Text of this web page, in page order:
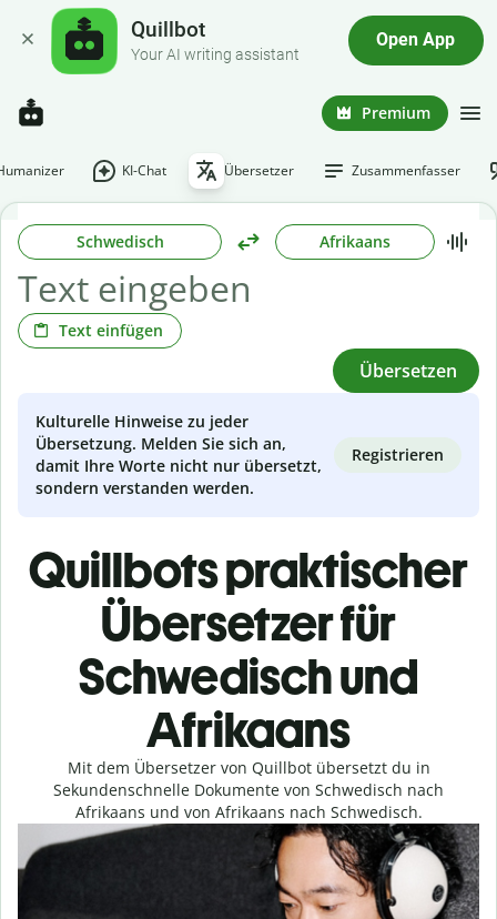
Quillbot
Your AI writing assistant
Open App
Premium
KI-Chat Übersetzer Zusammenfasser
Schwedisch Afrikaans
Text einfügen
Übersetzen
Kulturelle Hinweise zu jeder
Übersetzung. Melden Sie sich an,
damit Ihre Worte nicht nur übersetzt,
sondern verstanden werden.
Registrieren
Quillbots praktischer
Übersetzer für
Schwedisch und
Afrikaans
Mit dem Übersetzer von Quillbot übersetzt du in
Sekundenschnelle Dokumente von Schwedisch nach
Afrikaans und von Afrikaans nach Schwedisch.